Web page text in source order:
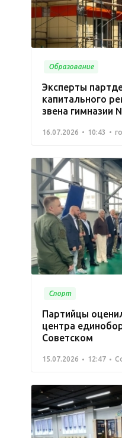
Образование
Эксперты
капитального
звена гимназии
16.07.2026 10:43
Спорт
Партийцы
центра
Советском
15.07.2026 12:47